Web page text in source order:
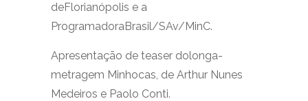
deFlorianópolis e a
ProgramadoraBrasil/SAv/MinC.
Apresentação de teaser dolonga-
metragem Minhocas, de Arthur Nunes
Medeiros e Paolo Conti.